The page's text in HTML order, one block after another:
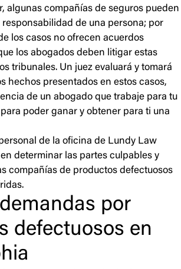
algunas compañías de seguros pueden
de una persona; por
los casos no ofrecen acuerdos
los abogados deben litigar estas
tribunales. Un juez evaluará y tomará
hechos presentados en estos casos,
de un abogado que trabaje para tu
poder ganar y obtener para ti una
de la oficina de Lundy Law
determinar las partes culpables y
compañías de productos defectuosos
por
defectuosos en